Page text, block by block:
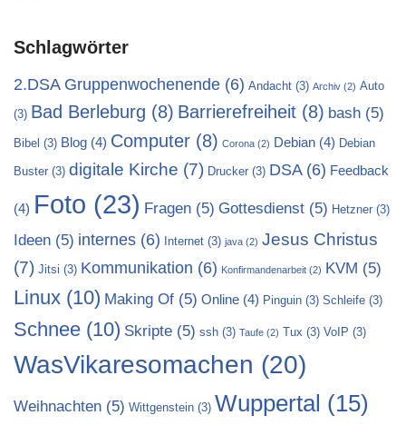
Schlagwörter
2.DSA Gruppenwochenende (6) Andacht (3) Archiv (2) Auto
(3) Bad Berleburg (8) Barrierefreiheit (8) bash (5)
Bibel (3) Blog (4) Computer (8) Corona (2) Debian (4) Debian
Buster (3) digitale Kirche (7) Drucker (3) DSA(6) Feedback
(4) Foto (23) Fragen (5) Gottesdienst (5) Hetzner (3)
Ideen (5) internes (6) Internet (3) java (2) Jesus Christus
(7) Jitsi (3) Kommunikation (6) Konfirmandenarbeit (2) KVM (5)
Linux (10) Making Of (5) Online (4) Pinguin (3) Schleife (3)
Schnee (10) Skripte (5) ssh (3) Taufe (2) Tux (3) VoIP (3)
WasVikaresomachen (20)
Weihnachten (5) Wittgenstein (3) Wuppertal (15)